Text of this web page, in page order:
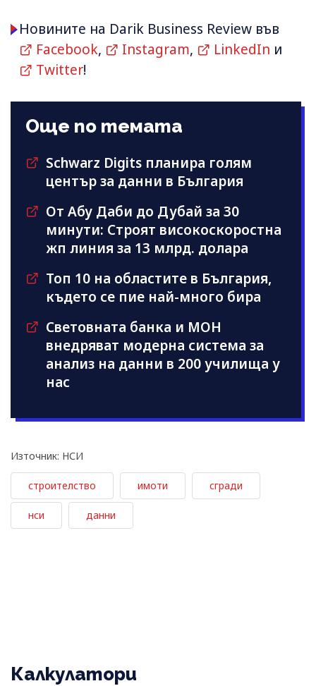
Новините на Darik Business Review във
Facebook, Instagram, LinkedIn и
Twitter!
Още по темата
Schwarz Digits планира голям
център за данни в България
От Абу Даби до Дубай за 30
минути: Строят високоскоростна
жп линия за 13 млрд. долара
Топ 10 на областите в България,
където се пие най-много бира
Световната банка и МОН
внедряват модерна система за
анализ на данни в 200 училища у
нас
Източник: НСИ
строителство имоти сгради
нси данни
Калкулатори